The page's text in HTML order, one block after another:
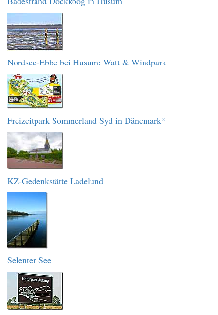
Nordsee-Ebbe bei Husum: Watt & Windpark
Freizeitpark Sommerland Syd in Dänemark*
KZ-Gedenkstätte Ladelund
Selenter See